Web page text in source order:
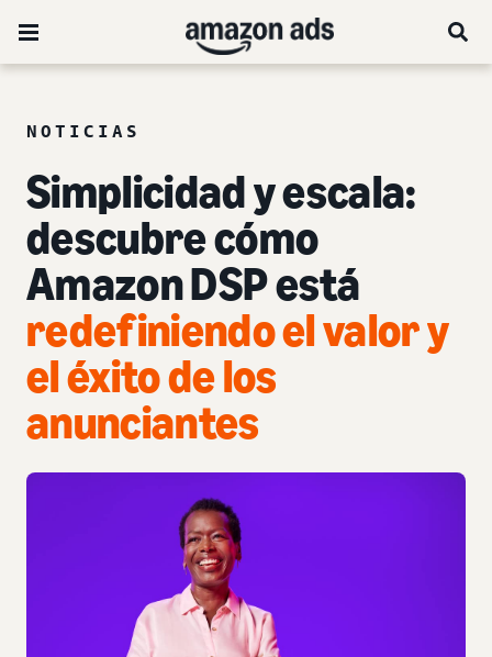
NOTICIAS
Simplicidad y escala:
descubre cómo
Amazon DSP está
redefiniendo el valor y
el éxito de los
anunciantes